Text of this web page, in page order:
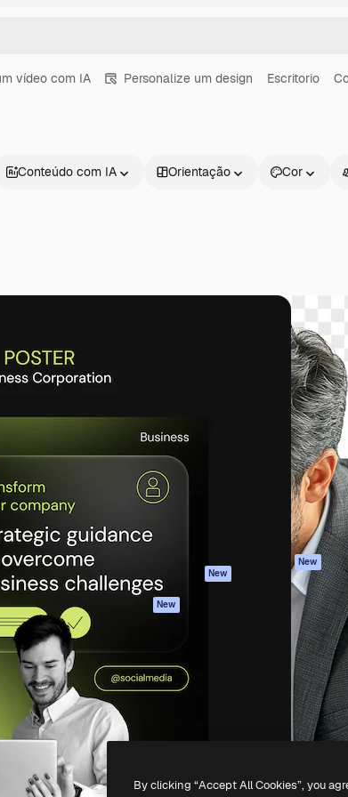
vídeo com IA Personalize um design Escritorio
Conteúdo com IA Orientação Cor
Produtos
Spaces
Assistente de IA
Gerador de
imagens
Gerador de vídeos
Conteúdo de stock
Claude/ChatGPT
New
New
Todas as
ferramentas
Começar
Academy
Documentação
Atendimento
Termos e
condições
Política de
privacidade
Originais New
Política de
Central de
confiabilidade
Empresas
Company S.L.U.Todos os direitos reservados
By clicking “Accept All Cookies”, you